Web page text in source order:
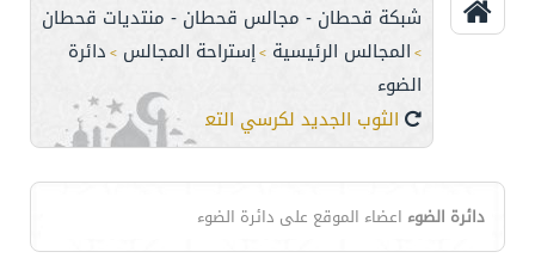
شبكة قحطان - مجالس قحطان - منتديات قحطان
> المجالس الرئيسية >إستراحة المجالس > دائرة
الضوء
الثوب الجديد لكرسي التعارف
دائرة الضوء اعضاء الموقع على دائرة الضوء